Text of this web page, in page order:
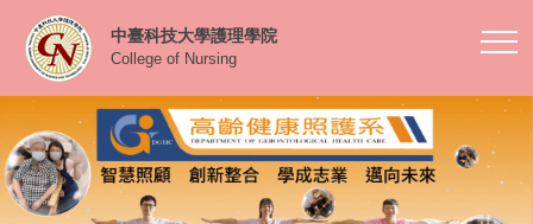
到
內
容
區
中臺科技大學護理學院
College of Nursing